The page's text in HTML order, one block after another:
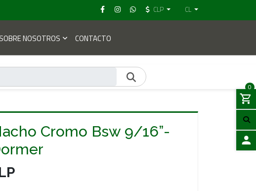
CLP CL
SOBRE NOSOTROS CONTACTO
0
Cromo Bsw 9/16”-